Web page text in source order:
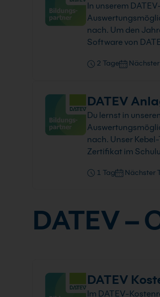
In unserem
nach. Um den
Software von
2 Tage
DATEV
Du lernst in
nach. Unser
Zertifikat im
1 Tag Nächster
DATEV –
DATEV
Im DATEV-